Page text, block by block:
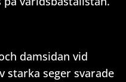
damsidan vid
starka seger svarade